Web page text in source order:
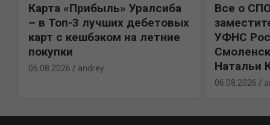
Карта «Прибыль» Уралсиба
– в Топ-3 лучших дебетовых
карт с кешбэком на летние
покупки
06.08.2026 andrey
Все о
УФНС
Натальи
06.08.2026